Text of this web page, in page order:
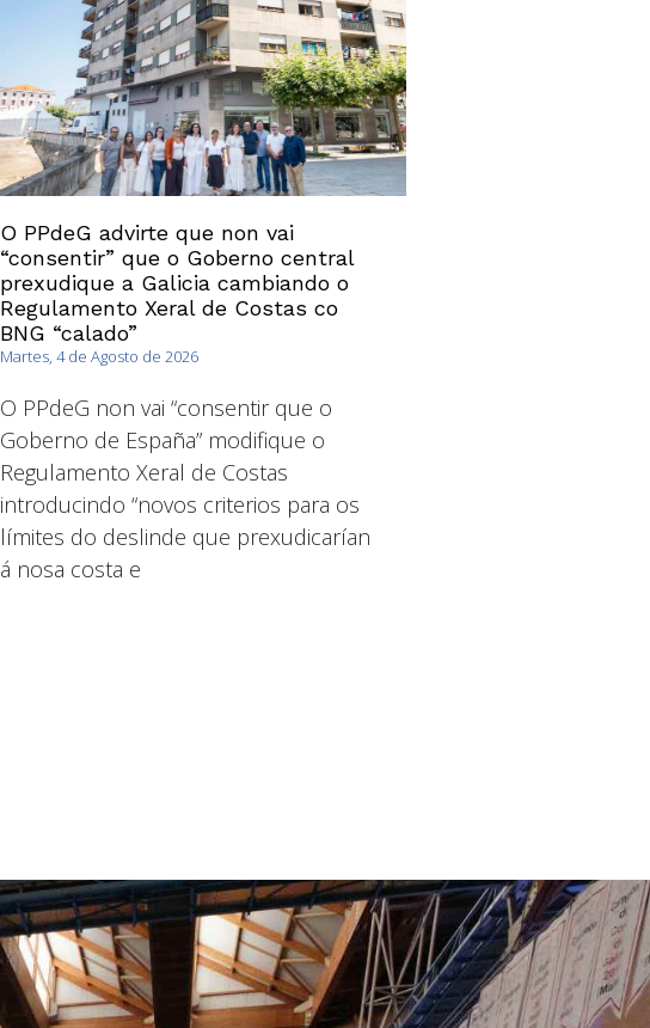
O PPdeG advirte que non vai
“consentir” que o Goberno central
prexudique a Galicia cambiando o
Regulamento Xeral de Costas co
BNG “calado”
Martes, 4 de Agosto de 2026
O PPdeG non vai “consentir que o
Goberno de España” modifique o
Regulamento Xeral de Costas
introducindo “novos criterios para os
límites do deslinde que prexudicarían
á nosa costa e